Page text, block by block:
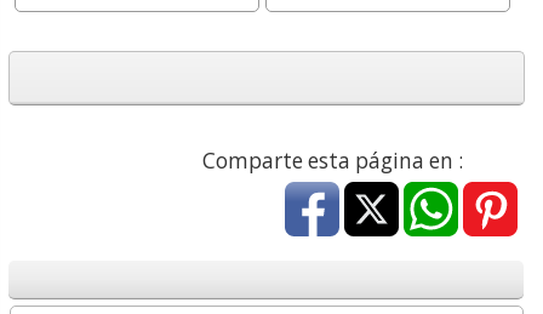
Comparte esta página en :